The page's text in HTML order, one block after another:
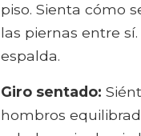
piso. Sienta cómo
las piernas entre
espalda.
Giro sentado:
hombros